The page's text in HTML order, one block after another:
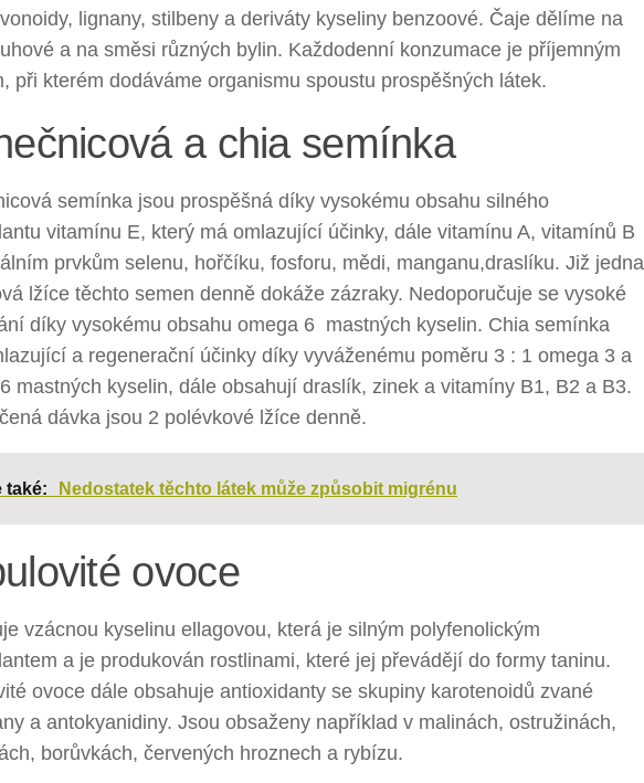
lignany, stilbeny a deriváty kyseliny benzoové. Čaje dělíme na
a na směsi různých bylin. Každodenní konzumace je příjemným
při kterém dodáváme organismu spoustu prospěšných látek.
a chia semínka
semínka jsou prospěšná díky vysokému obsahu silného
vitamínu E, který má omlazující účinky, dále vitamínu A, vitamínů B
prvkům selenu, hořčíku, fosforu, mědi, manganu,draslíku. Již jedna
lžíce těchto semen denně dokáže zázraky. Nedoporučuje se vysoké
díky vysokému obsahu omega 6 mastných kyselin. Chia semínka
a regenerační účinky díky vyváženému poměru 3 : 1 omega 3 a
mastných kyselin, dále obsahují draslík, zinek a vitamíny B1, B2 a B3.
dávka jsou 2 polévkové lžíce denně.
také: Nedostatek těchto látek může způsobit migrénu
ovoce
vzácnou kyselinu ellagovou, která je silným polyfenolickým
a je produkován rostlinami, které jej převádějí do formy taninu.
ovoce dále obsahuje antioxidanty se skupiny karotenoidů zvané
a antokyanidiny. Jsou obsaženy například v malinách, ostružinách,
borůvkách, červených hroznech a rybízu.